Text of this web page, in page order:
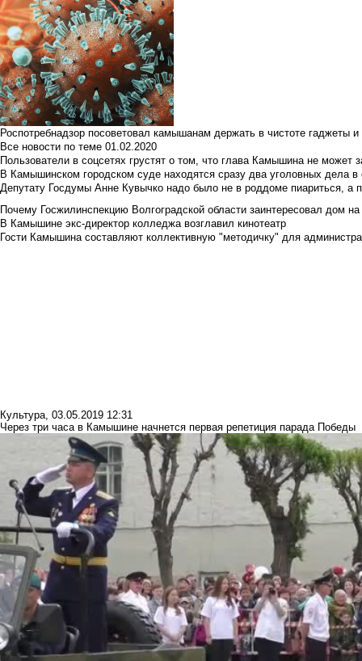
Роспотребнадзор посоветовал камышанам держать в чистоте гаджеты
Все новости по теме 01.02.2020
Пользователи в соцсетях грустят о том, что глава Камышина не может
В Камышинском городском суде находятся сразу два уголовных дела
Депутату Госдумы Анне Кувычко надо было не в роддоме пиариться, а
Почему Госжилинспекцию Волгоградской области заинтересовал дом
В Камышине экс-директор колледжа возглавил кинотеатр
Гости Камышина составляют коллективную "методичку" для
Культура, 03.05.2019 12:31
Через три часа в Камышине начнется первая репетиция парада Победы